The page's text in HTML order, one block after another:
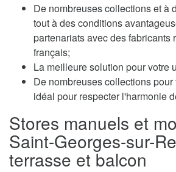
De nombreuses collections et à
tout à des conditions
partenariats avec des fabricants
français;
La meilleure solution pour votre
De nombreuses collections
idéal pour respecter l'harmonie
Stores manuels et
Saint-Georges-sur-
terrasse et balcon